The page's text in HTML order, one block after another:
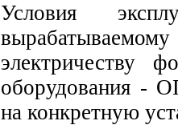
Условия
электричеству
оборудования -
на конкретную